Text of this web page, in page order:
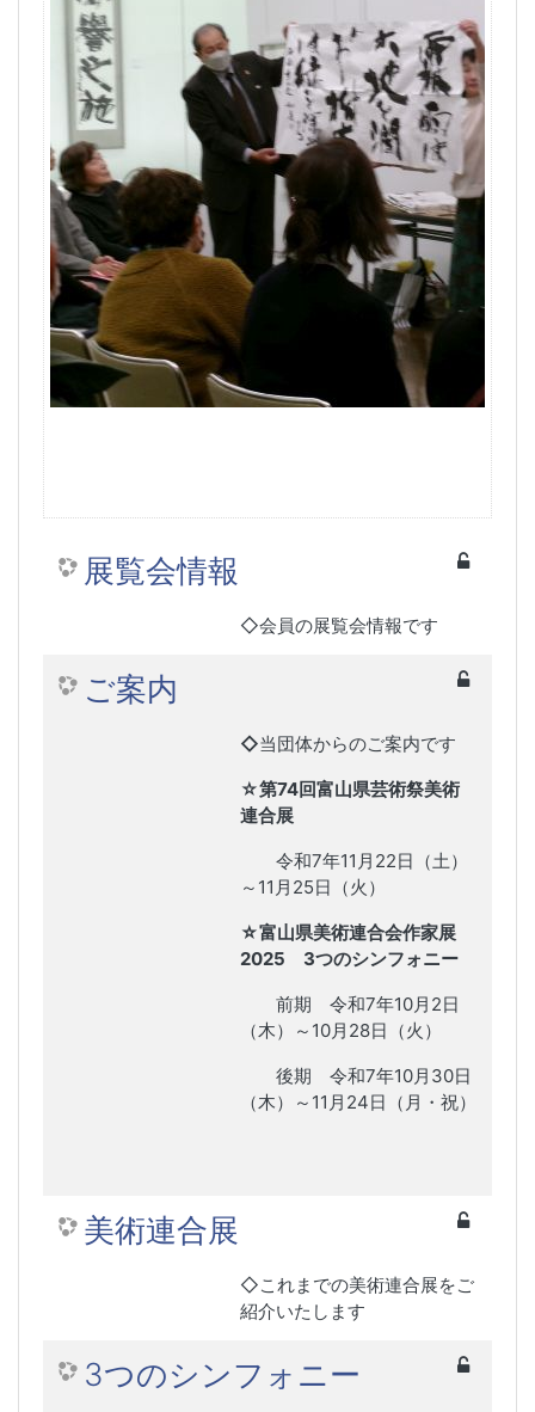
展覧会情報
◇会員の展覧会情報です
ご案内
◇当団体からのご案内です
☆第74回富山県芸術祭美術
連合展
令和7年11月22日（土）
～11月25日（火）
☆富山県美術連合会作家展
2025 3つのシンフォニー
前期 令和7年10月2日
（木）～10月28日（火）
後期 令和7年10月30日
（木）～11月24日（月・祝）
美術連合展
◇これまでの美術連合展をご
紹介いたします
3つのシンフォニー